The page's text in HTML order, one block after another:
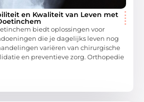
en Kwaliteit van Leven met
biedt oplossingen voor
die je dagelijks leven nog
variëren van chirurgische
en preventieve zorg. Orthopedie